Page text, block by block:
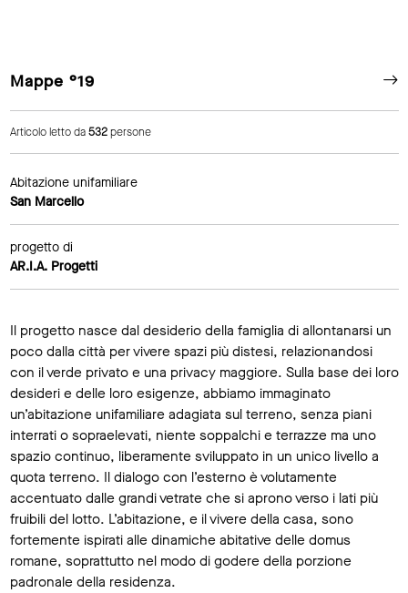
Mappe °19
Articolo letto da532persone
Abitazione unifamiliare
San Marcello
progetto di
AR.I.A. Progetti
Il progetto nasce dal desiderio della famiglia di allontanarsi un
poco dalla città per vivere spazi più distesi, relazionandosi
con il verde privato e una privacy maggiore. Sulla base dei loro
desideri e delle loro esigenze, abbiamo immaginato
un’abitazione unifamiliare adagiata sul terreno, senza piani
interrati o sopraelevati, niente soppalchi e terrazze ma uno
spazio continuo, liberamente sviluppato in un unico livello a
quota terreno. Il dialogo con l’esterno è volutamente
accentuato dalle grandi vetrate che si aprono verso i lati più
fruibili del lotto. L’abitazione, e il vivere della casa, sono
fortemente ispirati alle dinamiche abitative delle domus
romane, soprattutto nel modo di godere della porzione
padronale della residenza.